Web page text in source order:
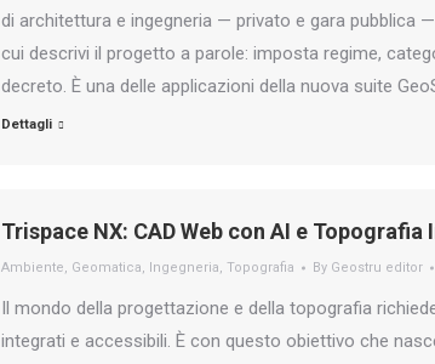
di architettura e ingegneria — privato e gara pubblica
cui descrivi il progetto a parole: imposta regime,
decreto. È una delle applicazioni della nuova suite
Dettagli
Trispace NX: CAD Web con AI e Topografia
Ambiente, Geomatica, Ingegneria, Topografia By Geostru editor
Il mondo della progettazione e della topografia
integrati e accessibili. È con questo obiettivo che